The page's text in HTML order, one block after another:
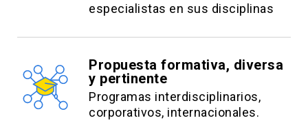
especialistas en sus disciplinas
Propuesta formativa, diversa
y pertinente
Programas interdisciplinarios,
corporativos, internacionales.